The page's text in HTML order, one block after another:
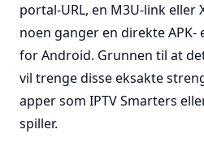
portal-URL, en M3U-link eller
noen ganger en direkte
for Android. Grunnen til at
vil trenge disse eksakte
apper som IPTV Smarters
spiller.